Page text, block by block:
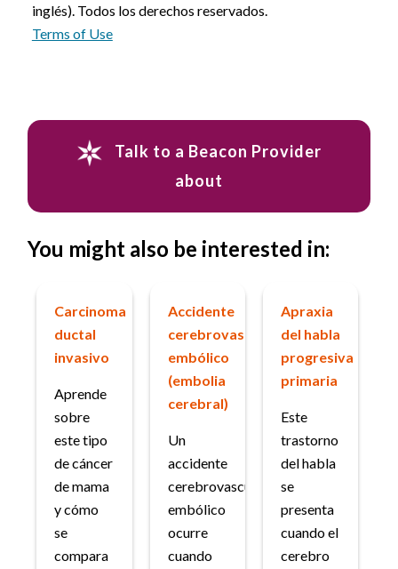
inglés). Todos los derechos reservados.
Terms of Use
Talk to a Beacon Provider
about
You might also be interested in:
Carcinoma
ductal
invasivo
Aprende
sobre
este tipo
de cáncer
de mama
y cómo
se
compara
Accidente
cerebrovascular
embólico
(embolia
cerebral)
Un
accidente
cerebrovascular
embólico
ocurre
cuando
Apraxia
del habla
progresiva
primaria
Este
trastorno
del habla
se
presenta
cuando el
cerebro